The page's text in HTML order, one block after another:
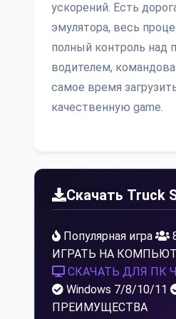
ускорений. Есть
эмулятора, весь
полный контроль над
водителем,
самое время
качественную game.
Скачать Truck
Популярная игра
ИГРАТЬ НА
СКАЧАТЬ ДЛЯ ПК
Windows 7/8/10/11
ПРЕИМУЩЕСТВА